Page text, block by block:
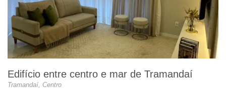
Edifício entre centro e mar de Tramandaí
Tramandaí, Centro